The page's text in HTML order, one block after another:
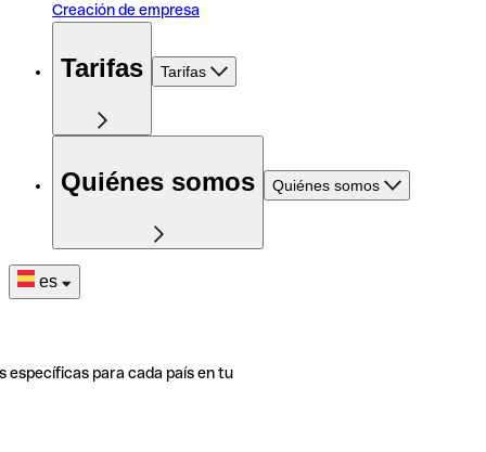
Creación de empresa
Tarifas Tarifas
Quiénes somos Quiénes somos
es
específicas para cada país en tu